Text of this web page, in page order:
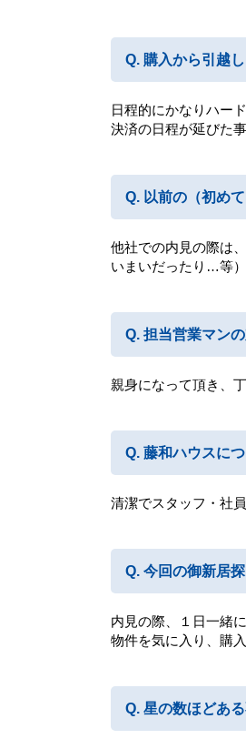
購入から引越
日程的にかなりハー
決済の日程が延びた事
以前の（初め
他社での内見の際は
いまいだったり…等）
担当営業マン
親身になって頂き、
藤和ハウスに
清潔でスタッフ・社
今回の御新居
内見の際、１日一緒
物件を気に入り、購
星の数ほどあ